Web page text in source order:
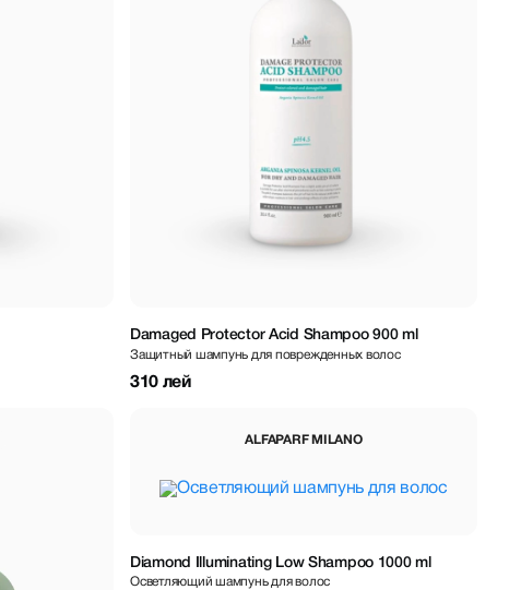
Damaged Protector Acid Shampoo 900 ml
Защитный шампунь для поврежденных волос
310 лей
ALFAPARF MILANO
Diamond Illuminating Low Shampoo 1000 ml
Осветляющий шампунь для волос